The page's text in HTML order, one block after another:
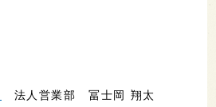
法人営業部 冨士岡 翔太